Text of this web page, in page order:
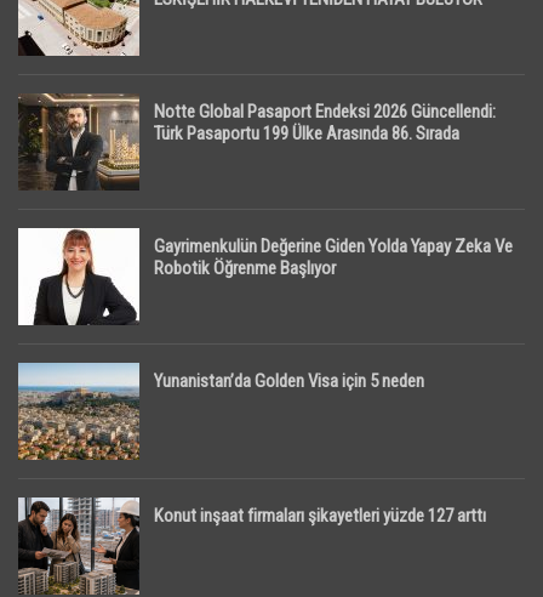
Notte Global Pasaport Endeksi 2026 Güncellendi:
Türk Pasaportu 199 Ülke Arasında 86. Sırada
Gayrimenkulün Değerine Giden Yolda Yapay Zeka Ve
Robotik Öğrenme Başlıyor
Yunanistan’da Golden Visa için 5 neden
Konut inşaat firmaları şikayetleri yüzde 127 arttı